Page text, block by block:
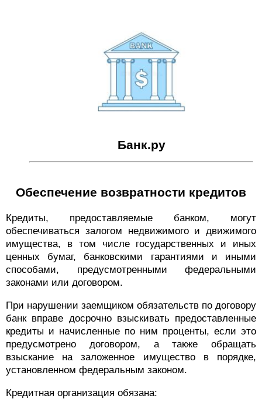
Банк.ру
Обеспечение возвратности кредитов
Кредиты, предоставляемые банком, могут
обеспечиваться залогом недвижимого и движимого
имущества, в том числе государственных и иных
ценных бумаг, банковскими гарантиями и иными
способами, предусмотренными федеральными
законами или договором.
При нарушении заемщиком обязательств по договору
банк вправе досрочно взыскивать предоставленные
кредиты и начисленные по ним проценты, если это
предусмотрено договором, а также обращать
взыскание на заложенное имущество в порядке,
установленном федеральным законом.
Кредитная организация обязана: